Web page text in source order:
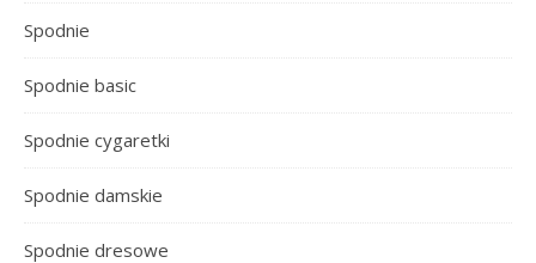
Spodnie
Spodnie basic
Spodnie cygaretki
Spodnie damskie
Spodnie dresowe